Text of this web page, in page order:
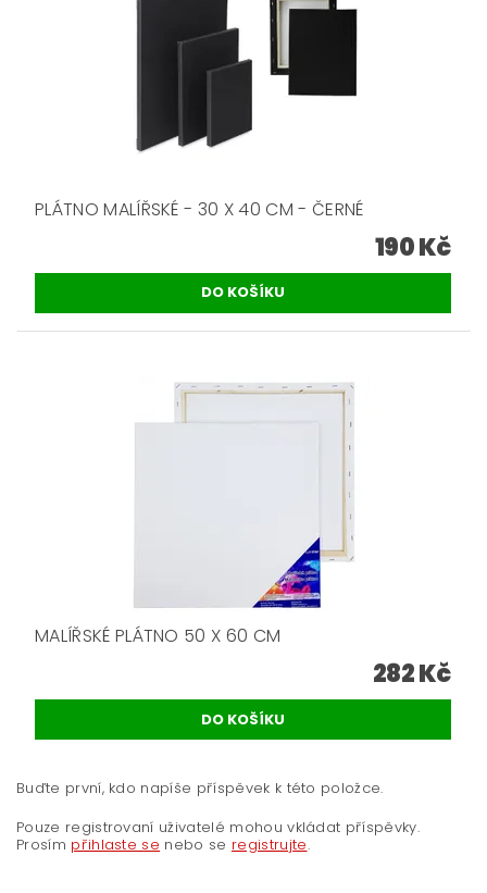
PLÁTNO MALÍŘSKÉ - 30 X 40 CM - ČERNÉ
190 Kč
MALÍŘSKÉ PLÁTNO 50 X 60 CM
282 Kč
Buďte první, kdo napíše příspěvek k této položce.
Pouze registrovaní uživatelé mohou vkládat příspěvky.
Prosím přihlaste se nebo se registrujte.